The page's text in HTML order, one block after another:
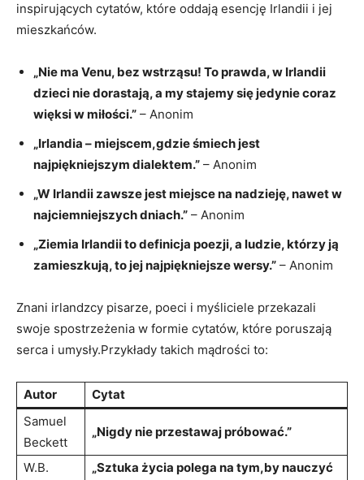
inspirujących cytatów, które oddają esencję Irlandii i jej
mieszkańców.
„Nie ma Venu, bez wstrząsu! To prawda, w Irlandii
dzieci nie dorastają, a my stajemy się jedynie coraz
więksi w miłości.” – Anonim
„Irlandia – miejscem,gdzie śmiech jest
najpiękniejszym dialektem.” – Anonim
„W Irlandii zawsze jest miejsce na nadzieję, nawet w
najciemniejszych dniach.” – Anonim
„Ziemia Irlandii to definicja poezji, a ludzie, którzy ją
zamieszkują, to jej najpiękniejsze wersy.” – Anonim
Znani irlandzcy pisarze, poeci i myśliciele przekazali
swoje spostrzeżenia w formie cytatów, które poruszają
serca i umysły.Przykłady takich mądrości to:
Autor
Cytat
Samuel
Beckett
„Nigdy nie przestawaj próbować.”
W.B.
„Sztuka życia polega na tym,by nauczyć